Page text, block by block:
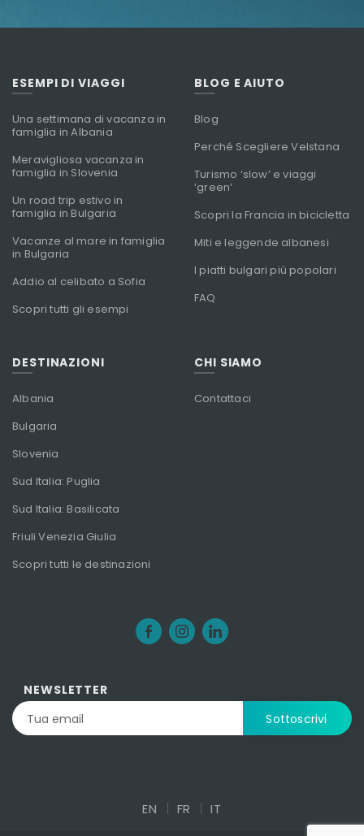
ESEMPI DI VIAGGI
Una settimana di vacanza in
famiglia in Albania
Meravigliosa vacanza in
famiglia in Slovenia
Un road trip estivo in
famiglia in Bulgaria
Vacanze al mare in famiglia
in Bulgaria
Addio al celibato a Sofia
Scopri tutti gli esempi
BLOG E AIUTO
Blog
Perché Scegliere Velstana
Turismo ‘slow’ e viaggi
‘green’
Scopri la Francia in bicicletta
Miti e leggende albanesi
I piatti bulgari più popolari
FAQ
DESTINAZIONI
Albania
Bulgaria
Slovenia
Sud Italia: Puglia
Sud Italia: Basilicata
Friuli Venezia Giulia
Scopri tutti le destinazioni
CHI SIAMO
Contattaci
NEWSLETTER
EN FR IT